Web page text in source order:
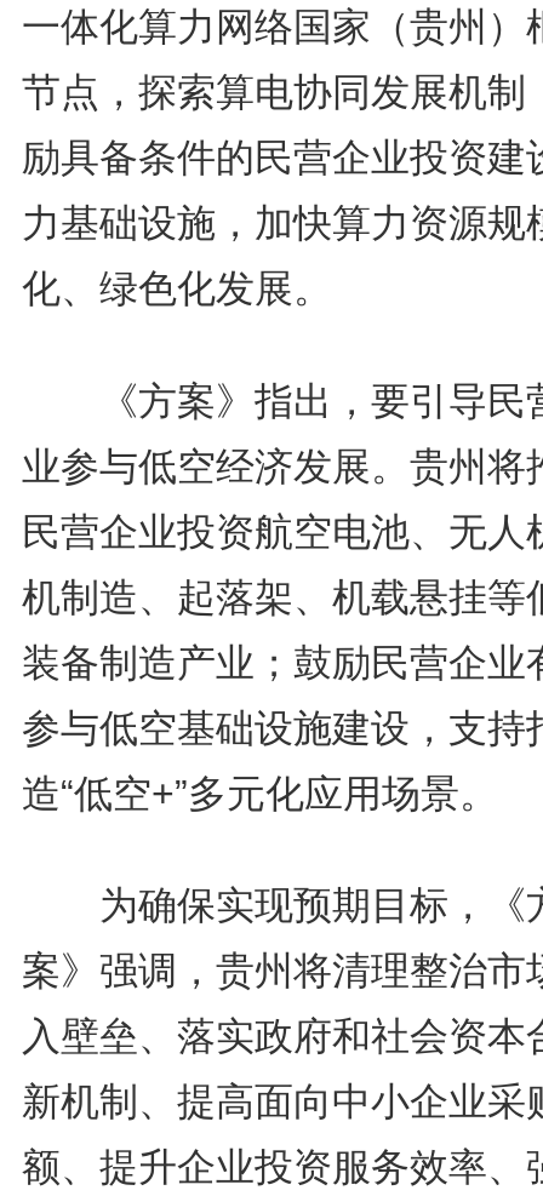
一体化算力网络国家（贵州）
节点，探索算电协同发展机制
励具备条件的民营企业投资建
力基础设施，加快算力资源规
化、绿色化发展。
《方案》指出，要引导民
业参与低空经济发展。贵州将
民营企业投资航空电池、无人
机制造、起落架、机载悬挂等
装备制造产业；鼓励民营企业
参与低空基础设施建设，支持
造“低空+”多元化应用场景。
为确保实现预期目标，《
案》强调，贵州将清理整治市
入壁垒、落实政府和社会资本
新机制、提高面向中小企业采
额、提升企业投资服务效率、